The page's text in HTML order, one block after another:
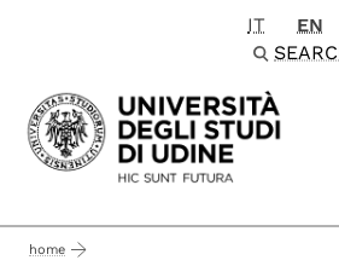
Passa al contenuto
IT EN
home